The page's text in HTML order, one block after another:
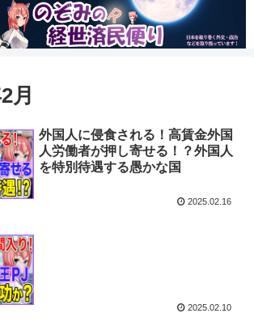
月
外国人に侵食される！高賃金外国
人労働者が押し寄せる！？外国人
を特別待遇する愚かな国
2025.02.16
2025.02.10